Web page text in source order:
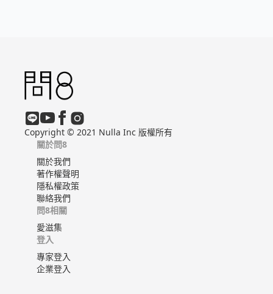
Copyright © 2021 Nulla Inc 版權所有
關於問8
關於我們
著作權聲明
隱私權政策
聯絡我們
問8相關
愛滋集
登入
專家登入
企業登入